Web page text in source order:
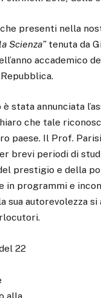
presenti nella
Scienza”tenuta da
accademico
stata annunciata
che tale
paese. Il Prof.
brevi periodi di
prestigio e della
in programmi e
sua autorevolezza
22
alla